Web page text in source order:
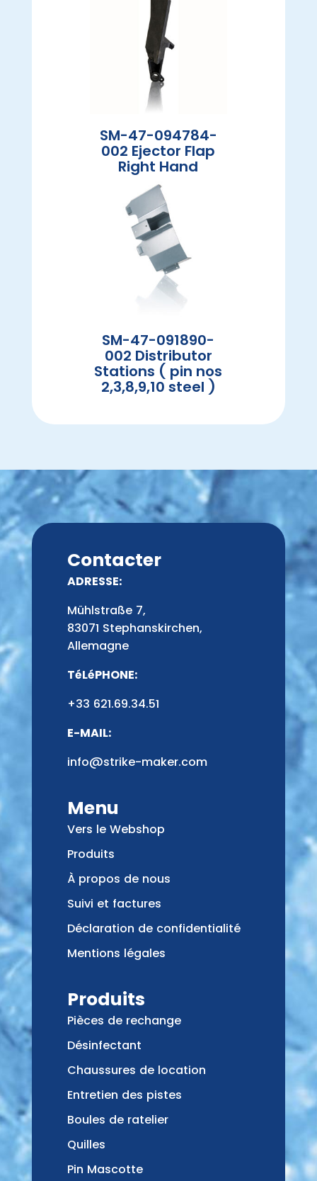
SM-47-094784-
002 Ejector Flap
Right Hand
SM-47-091890-
002 Distributor
Stations ( pin nos
2,3,8,9,10 steel )
Contacter
ADRESSE:
Mühlstraße 7,
83071 Stephanskirchen,
Allemagne
TéLéPHONE:
+33 621.69.34.51
E-MAIL:
info@strike-maker.com
Menu
Vers le Webshop
Produits
À propos de nous
Suivi et factures
Déclaration de confidentialité
Mentions légales
Produits
Pièces de rechange
Désinfectant
Chaussures de location
Entretien des pistes
Boules de ratelier
Quilles
Pin Mascotte